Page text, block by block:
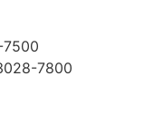
7500
7800